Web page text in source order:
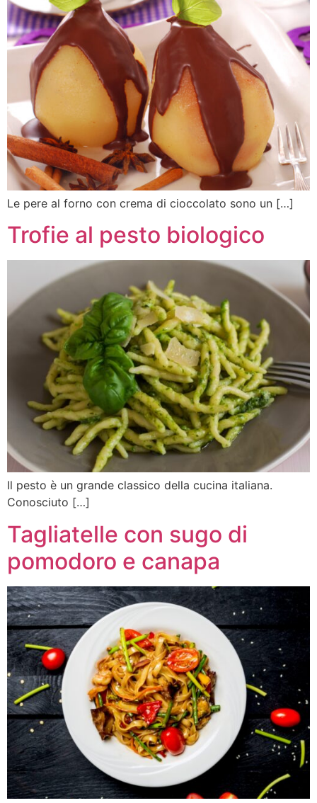
Le pere al forno con crema di cioccolato sono un […]
Trofie al pesto biologico
Il pesto è un grande classico della cucina italiana.
Conosciuto […]
Tagliatelle con sugo di
pomodoro e canapa